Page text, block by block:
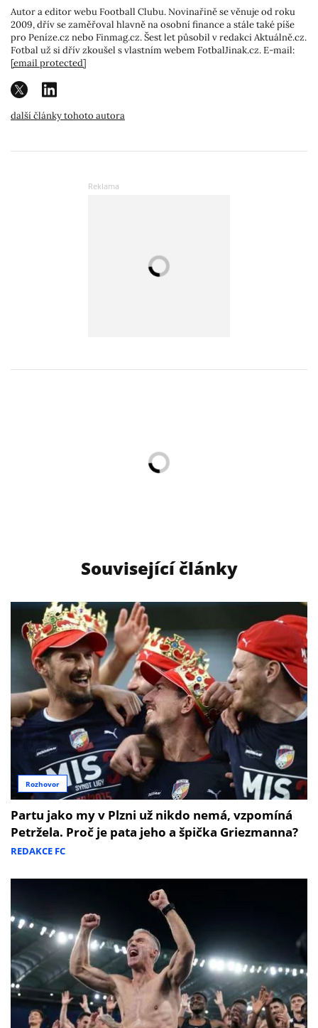
Autor a editor webu Football Clubu. Novinařině se věnuje od roku
2009, dřív se zaměřoval hlavně na osobní finance a stále také píše
pro Peníze.cz nebo Finmag.cz. Šest let působil v redakci Aktuálně.cz.
Fotbal už si dřív zkoušel s vlastním webem FotbalJinak.cz. E-mail:
[email protected]
další články tohoto autora
Související články
Rozhovor
Partu jako my v Plzni už nikdo nemá, vzpomíná
Petržela. Proč je pata jeho a špička Griezmanna?
REDAKCE FC